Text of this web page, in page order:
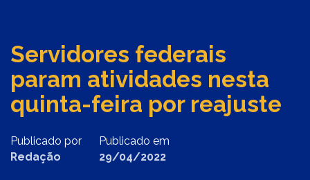
Servidores federais
param atividades nesta
quinta-feira por reajuste
Publicado por
Redação
Publicado em
29/04/2022